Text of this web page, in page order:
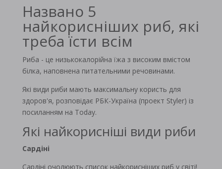
Названо 5
найкорисніших риб, які
треба їсти всім
Риба - це низькокалорійна їжа з високим вмістом
білка, наповнена питательними речовинами.
Які види риби мають максимальну користь для
здоров'я, розповідає РБК-Україна (проект Styler) із
посиланням на Today.
Які найкорисніші види риби
Сардіні
Сардіні очолюють список найкорисніших риб у світі!